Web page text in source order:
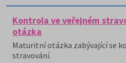
Kontrola ve veřejném
otázka
Maturitní otázka zabývající se
stravování.